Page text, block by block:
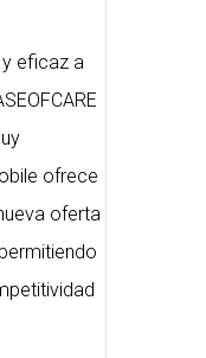
y eficaz a
ofrece
oferta